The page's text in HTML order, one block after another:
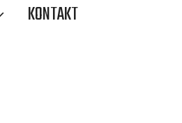
KONTAKT